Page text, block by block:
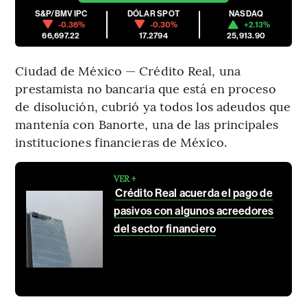
S&P/BMV IPC
-0.36%
66,697.22
DÓLAR SPOT
-0.30%
17.2794
NASDAQ
+2.13%
25,913.90
Ciudad de México — Crédito Real, una
prestamista no bancaria que está en proceso
de disolución, cubrió ya todos los adeudos que
mantenía con Banorte, una de las principales
instituciones financieras de México.
VER +
Crédito Real acuerda el pago de
pasivos con algunos acreedores
del sector financiero